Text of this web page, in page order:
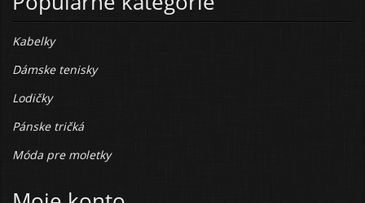
Kabelky
Dámske tenisky
Lodičky
Pánske tričká
Móda pre moletky